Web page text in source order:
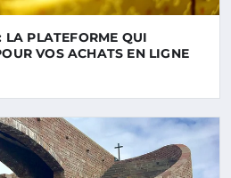
PLATEFORME QUI
VOS ACHATS EN LIGNE